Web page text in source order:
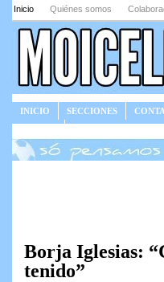
Inicio Quiénes somos
INICIO SECCIONES
Borja Iglesias:
tenido”